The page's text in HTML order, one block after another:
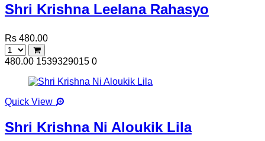
Shri Krishna Leelana Rahasyo
Rs 480.00
480.00 1539329015 0
Quick View
Shri Krishna Ni Aloukik Lila